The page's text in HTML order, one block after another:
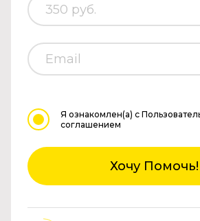
Я ознакомлен(а) с
соглашением
Хочу Помочь!